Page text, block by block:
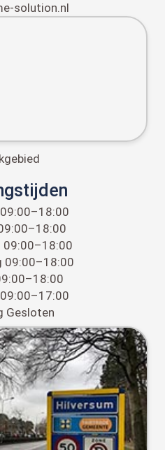
solution.nl
09:00–18:00
09:00–18:00
Gesloten